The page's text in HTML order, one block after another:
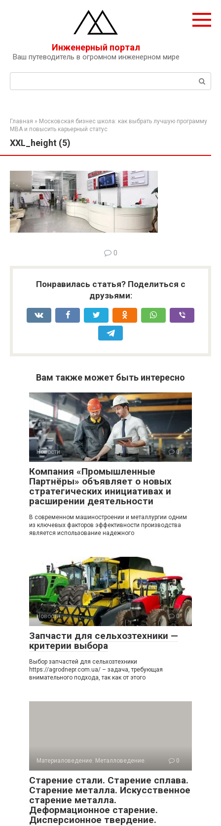
Инженерный портал
Ваш путеводитель в огромном инженерном мире
Поиск:
Главная » Московская бизнес школа: как выбрать лучшую программу
MBA и повысить карьерный статус
XXL_height (5)
0
Понравилась статья? Поделиться с
друзьями:
Вам также может быть интересно
Новости 0
Компания «Промышленные
Партнёры» объявляет о новых
стратегических инициативах и
расширении деятельности
В современном машиностроении и металлургии одним
из ключевых факторов эффективности производства
является использование надежного
Новости 0
Запчасти для сельхозтехники —
критерии выбора
Выбор запчастей для сельхозтехники
https://agrodnepr.com.ua/ – задача, требующая
внимательного подхода, так как от этого
Материаловедение. Металловедение. 0
Старение стали. Старение сплава.
Старение металла. Искусственное
старение металла.
Деформационное старение.
Дисперсионное твердение.